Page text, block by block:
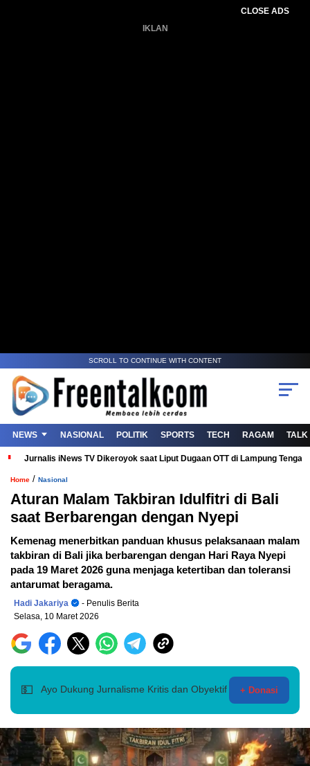
CLOSE ADS
IKLAN
SCROLL TO CONTINUE WITH CONTENT
NEWS NASIONAL POLITIK SPORTS TECH RAGAM TALK
Jurnalis iNews TV Dikeroyok saat Liput Dugaan OTT di Lampung
Home / Nasional
Aturan Malam Takbiran Idulfitri di Bali
saat Berbarengan dengan Nyepi
Kemenag menerbitkan panduan khusus pelaksanaan malam
takbiran di Bali jika berbarengan dengan Hari Raya Nyepi
pada 19 Maret 2026 guna menjaga ketertiban dan toleransi
antarumat beragama.
Hadi Jakariya
- Penulis Berita
Selasa, 10 Maret 2026
💵 Ayo Dukung Jurnalisme Kritis dan Obyektif + Donasi